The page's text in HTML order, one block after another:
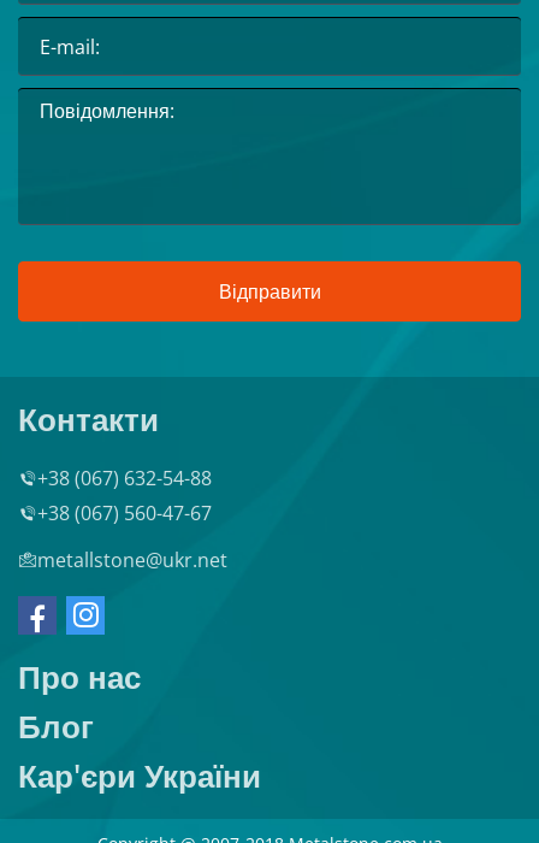
Відправити
Контакти
+38 (067) 632-54-88
+38 (067) 560-47-67
metallstone@ukr.net
Про нас
Блог
Кар'єри України